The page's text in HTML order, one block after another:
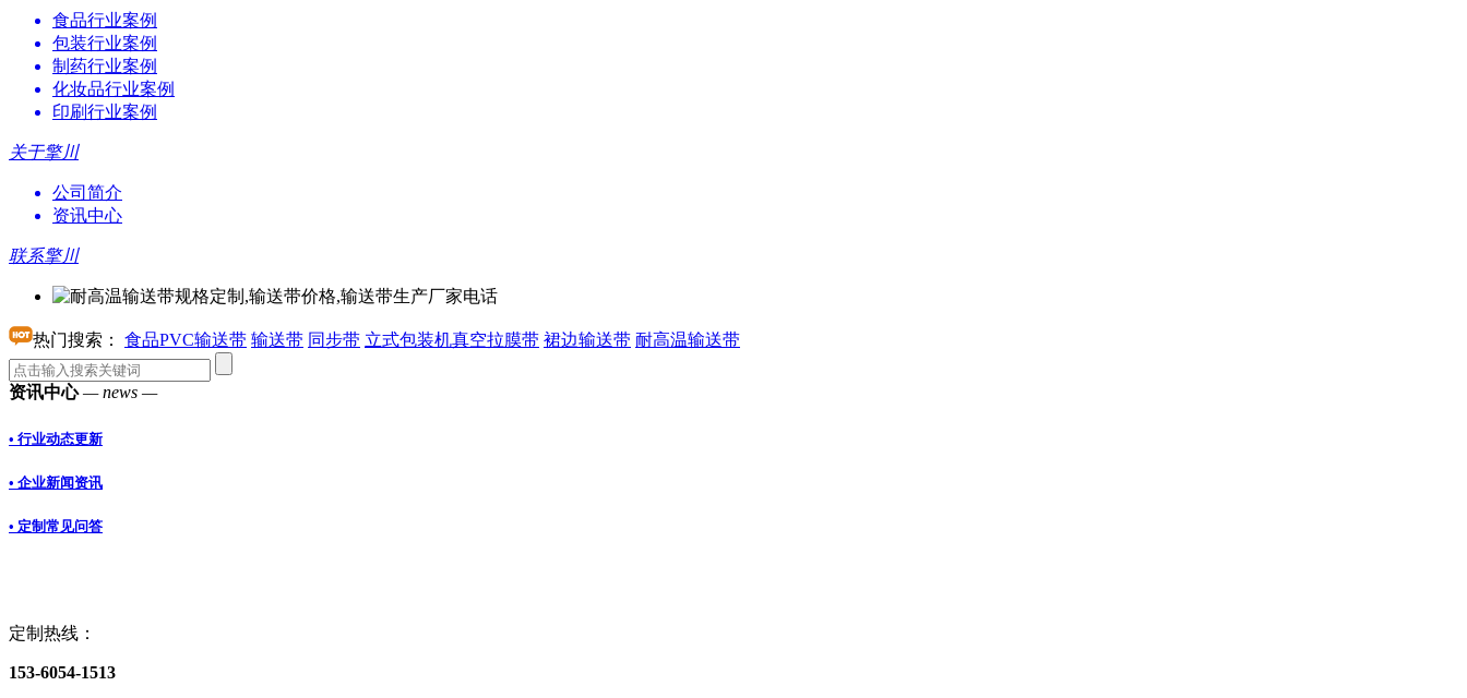
食品行业案例
包装行业案例
制药行业案例
化妆品行业案例
印刷行业案例
关于擎川
公司简介
资讯中心
联系擎川
热门搜索： 食品PVC输送带 输送带 同步带 立式包装机真空拉膜带 裙边输送带 耐高温输送带
资讯中心— news —
• 行业动态更新
• 企业新闻资讯
• 定制常见问答
定制热线：
153-6054-1513